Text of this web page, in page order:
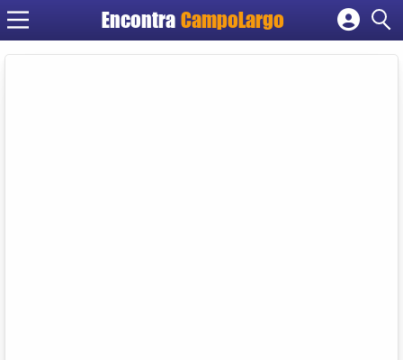
Encontra CampoLargo
Cadastrar empresa